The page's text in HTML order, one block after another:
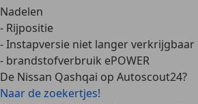
Nadelen
- Rijpositie
- Instapversie niet langer verkrijgbaar
- brandstofverbruik ePOWER
De Nissan Qashqai op Autoscout24?
Naar de zoekertjes!